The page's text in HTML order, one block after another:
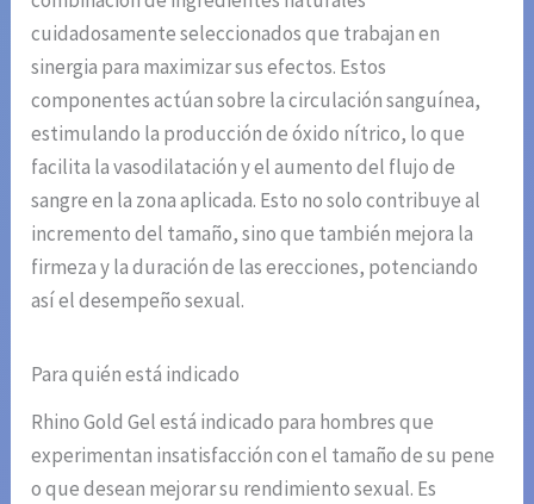
cuidadosamente seleccionados que trabajan en
sinergia para maximizar sus efectos. Estos
componentes actúan sobre la circulación sanguínea,
estimulando la producción de óxido nítrico, lo que
facilita la vasodilatación y el aumento del flujo de
sangre en la zona aplicada. Esto no solo contribuye al
incremento del tamaño, sino que también mejora la
firmeza y la duración de las erecciones, potenciando
así el desempeño sexual.
Para quién está indicado
Rhino Gold Gel está indicado para hombres que
experimentan insatisfacción con el tamaño de su pene
o que desean mejorar su rendimiento sexual. Es